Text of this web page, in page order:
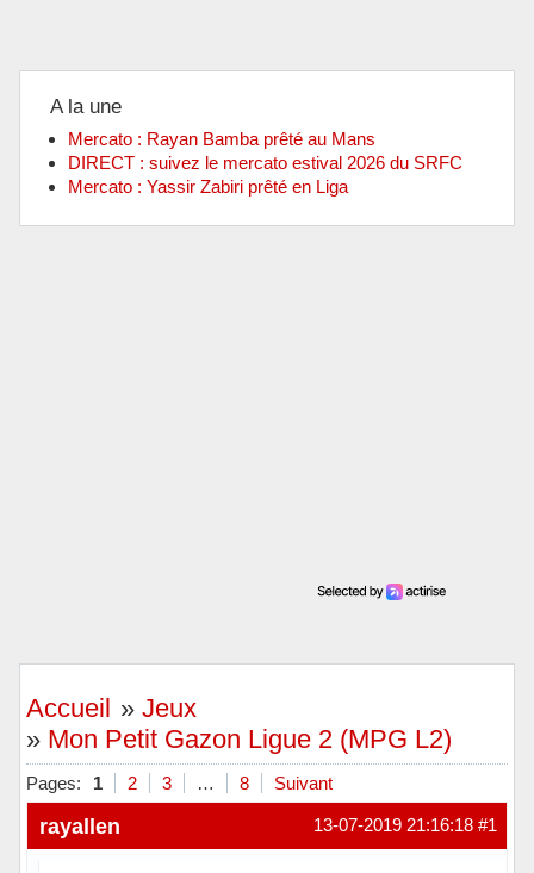
A la une
Mercato : Rayan Bamba prêté au Mans
DIRECT : suivez le mercato estival 2026 du SRFC
Mercato : Yassir Zabiri prêté en Liga
Accueil »Jeux
» Mon Petit Gazon Ligue 2 (MPG L2)
Pages: 1 2 3 … 8 Suivant
#1
13-07-2019 21:16:18
rayallen